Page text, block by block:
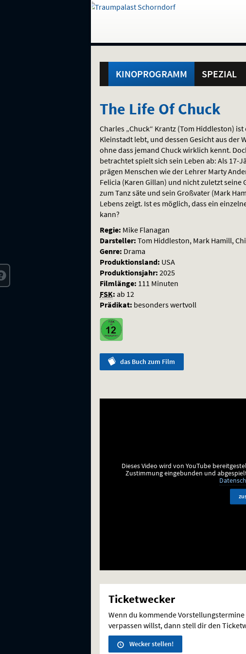
direkt
Inhalt
Menü
und
Gehe
Standortauswahl
KINOPROGRAMM SPEZIAL
The
Life
Of
Chuck
The Life Of Chuck
Charles „Chuck“ Krantz (Tom Hiddleston)
Kleinstadt lebt, und dessen Gesicht aus der
ohne dass jemand Chuck wirklich kennt.
betrachtet spielt sich sein Leben ab: Als 17-
prägen Menschen wie der Lehrer Marty
Felicia (Karen Gillan) und nicht zuletzt
zum Tanz säte und sein Großvater (Mark
Lebens zeigt. Ist es möglich, dass ein
kann?
Regie: Mike Flanagan
Darsteller: Tom Hiddleston, Mark Hamill,
Genre: Drama
Produktionsland: USA
Produktionsjahr: 2025
Filmlänge: 111 Minuten
FSK: ab 12
Prädikat: besonders wertvoll
das Buch zum Film
Dieses Video wird von YouTube
Zustimmung eingebunden und
Ticketwecker
Wenn du kommende
verpassen willst, dann stell dir den
Wecker stellen!